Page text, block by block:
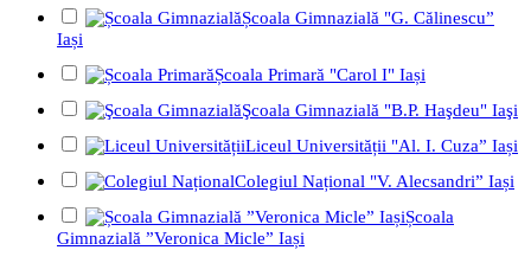
Școala Gimnazială "G. Călinescu”
Iași
Școala Primară "Carol I" Iași
Şcoala Gimnazială "B.P. Haşdeu" Iaşi
Liceul Universității "Al. I. Cuza” Iași
Colegiul Național "V. Alecsandri” Iași
Școala
Gimnazială ”Veronica Micle” Iași